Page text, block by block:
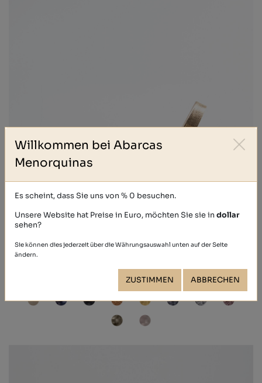
39,40 €
Willkommen bei Abarcas
Menorquinas
Es scheint, dass Sie uns von % 0 besuchen.
Unsere Website hat Preise in Euro, möchten Sie sie indollar
sehen?
Sie können dies jederzeit über die Währungsauswahl unten auf der Seite
ändern.
ZUSTIMMEN ABBRECHEN